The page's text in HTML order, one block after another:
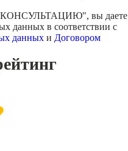
", вы даете
данных в соответствии с
данных и Договором